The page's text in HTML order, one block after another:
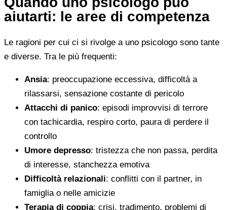
aiutarti: le aree di competenza
Le ragioni per cui ci si rivolge a uno psicologo sono tante
e diverse. Tra le più frequenti:
Ansia: preoccupazione eccessiva, difficoltà a
rilassarsi, sensazione costante di pericolo
Attacchi di panico: episodi improvvisi di terrore
con tachicardia, respiro corto, paura di perdere il
controllo
Umore depresso: tristezza che non passa, perdita
di interesse, stanchezza emotiva
Difficoltà relazionali: conflitti con il partner, in
famiglia o nelle amicizie
Terapia di coppia: crisi, tradimento, problemi di